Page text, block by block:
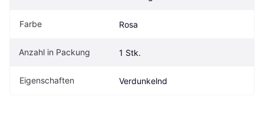
Farbe Rosa
Anzahl in Packung 1 Stk.
Eigenschaften Verdunkelnd